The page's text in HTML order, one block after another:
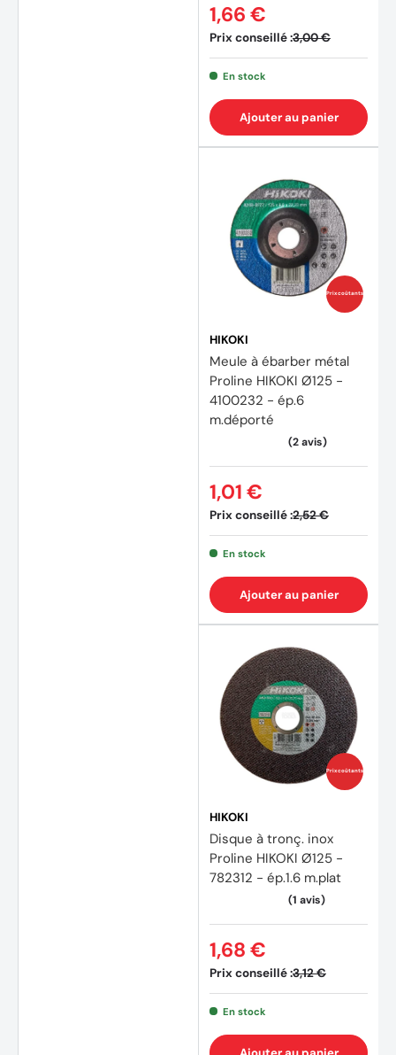
(4
Prix conseillé :3,00 €
1,66 €
En stock
Ajouter au panier
Prix coûtants
HIKOKI
Meule à ébarber métal
Proline HIKOKI Ø125 -
4100232 - ép.6
m.déporté
Prix conseillé :2,52 €
1,01 €
En stock
Ajouter au panier
Prix coûtants
HIKOKI
Disque à tronç. inox
Proline HIKOKI Ø125 -
782312 - ép.1.6 m.plat
Prix conseillé :3,12 €
1,68 €
En stock